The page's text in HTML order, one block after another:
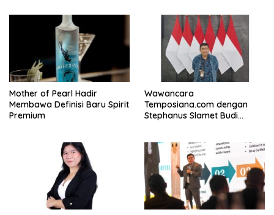
Komprehensif di Jagakarsa
Mother of Pearl Hadir
Membawa Definisi Baru Spirit
Premium
Wawancara
Temposiana.com dengan
Stephanus Slamet Budi